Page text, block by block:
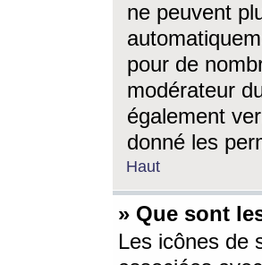
ne peuvent
pour de
modérateur
également
donné les
Haut
» Que sont
Les icônes de